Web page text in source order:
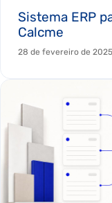
Sistema ERP
Calcme
28 de fevereiro de 2025